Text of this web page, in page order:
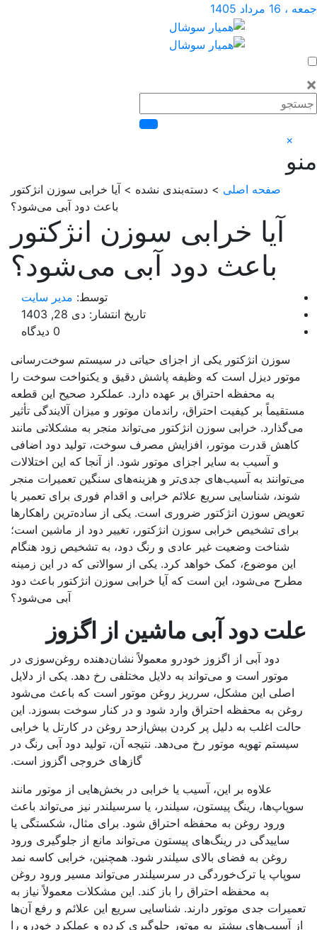
1405
صفحه اصلی> دسته‌بندی نشده > آیا خرابی سوزن انژکتور
باعث دود آبی می‌شود؟
آیا خرابی سوزن انژکتور
باعث دود آبی می‌شود؟
توسط:مدیر سایت
تاریخ انتشار: دی 28, 1403
سوزن انژکتور یکی از اجزای حیاتی در سیستم سوخت‌رسانی
دیزل است که وظیفه پاشش دقیق و یکنواخت سوخت را
به محفظه احتراق بر عهده دارد. عملکرد صحیح این قطعه
بر کیفیت احتراق، راندمان موتور و میزان آلایندگی تأثیر
خرابی سوزن انژکتور می‌تواند منجر به مشکلاتی مانند
قدرت موتور، افزایش مصرف سوخت، تولید دود اضافی
و آسیب به سایر اجزای موتور شود. از آنجا که این اختلالات
به آسیب‌های جدی‌تر و هزینه‌های سنگین تعمیرات منجر
شناسایی سریع علائم خرابی و اقدام فوری برای تعمیر یا
سوزن انژکتور ضروری است. یکی از ساده‌ترین راهکارها
تشخیص خرابی سوزن انژکتور، تغییر دود از ماشین است؛
شناخت وضعیت غیر عادی و رنگ دود، به تشخیص زود هنگام
این موضوع، کمک خواهد کرد. یکی از سوالاتی که در این زمینه
می‌شود، این است که آیا خرابی سوزن انژکتور باعث دود
آبی می‌شود؟
دود آبی ماشین از اگزوز
دود آبی از اگزوز خودرو معمولاً نشان‌دهنده روغن‌سوزی در
موتور است و می‌تواند به دلایل مختلفی رخ دهد. یکی از دلایل
اصلی این مشکل، سرریز روغن موتور است که باعث می‌شود
به محفظه احتراق وارد شود و در کنار سوخت بسوزد. این
اغلب به دلیل پر کردن بیش‌ازحد روغن در کارتل یا خرابی
تهویه موتور رخ می‌دهد. نتیجه آن، تولید دود آبی رنگ در
گازهای خروجی اگزوز است.
علاوه بر این، آسیب یا خرابی در بخش‌هایی از موتور مانند
رینگ پیستون، سیلندر، یا سرسیلندر نیز می‌تواند باعث
ورود روغن به محفظه احتراق شود. برای مثال، شکستگی یا
ساییدگی در رینگ‌های پیستون می‌تواند مانع از جلوگیری ورود
روغن به فضای بالای سیلندر شود. همچنین، خرابی کاسه نمد
یا ترک‌خوردگی در سرسیلندر می‌تواند مسیر ورود روغن
به محفظه احتراق را باز کند. این مشکلات معمولاً نیاز به
جدی موتور دارند. شناسایی سریع این علائم و رفع آن‌ها
آسیب‌های بیشتر به موتور جلوگیری کرده و عملکرد خودرو را